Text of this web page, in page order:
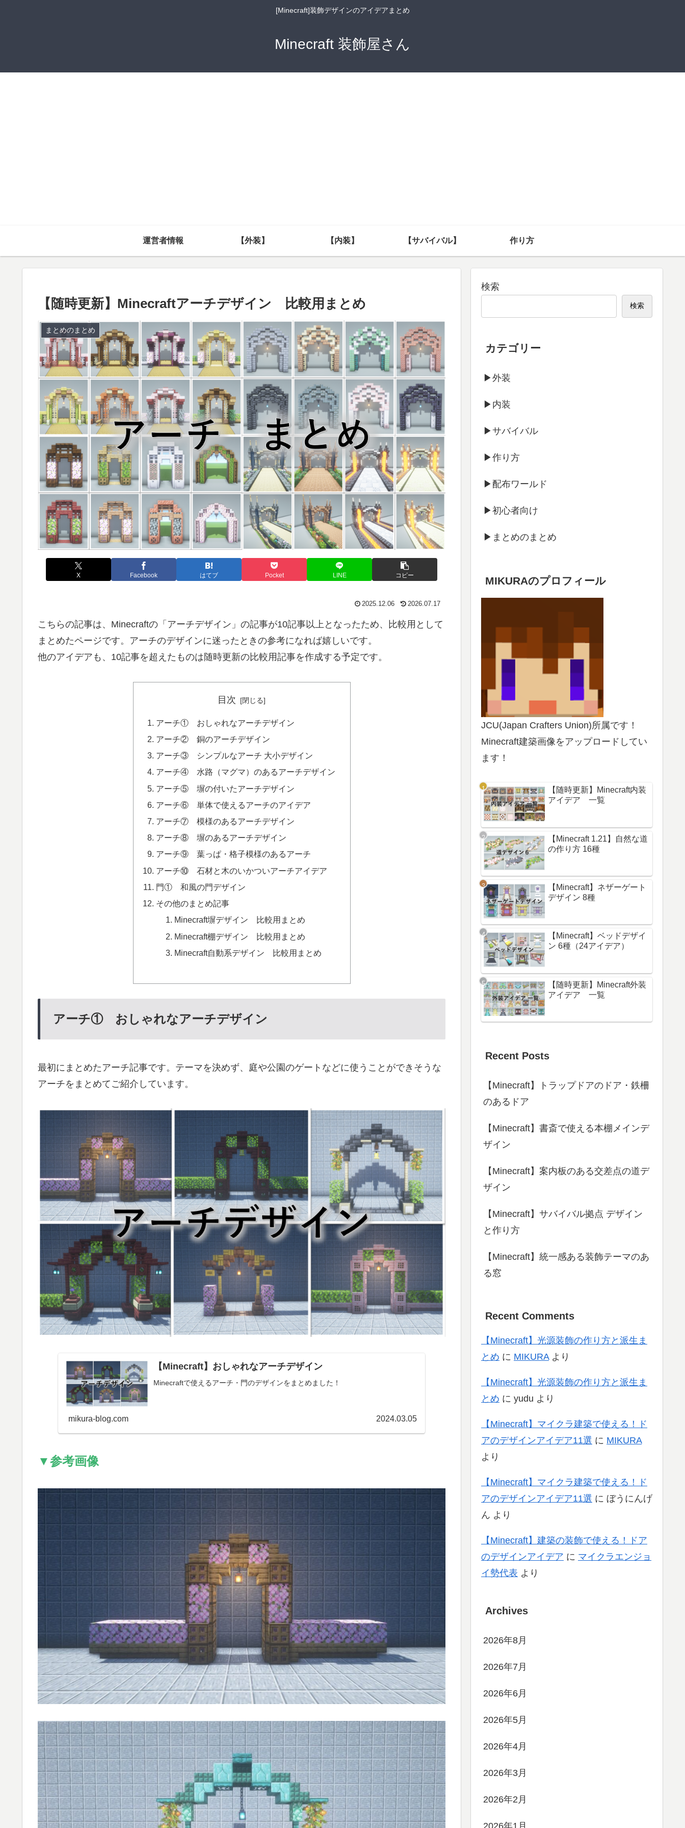
[Minecraft]装飾デザインのアイデアまとめ
Minecraft 装飾屋さん
運営者情報 【外装】 【内装】 【サバイバル】 作り方
【随時更新】Minecraftアーチデザイン 比較用まとめ
まとめのまとめ
X Facebook はてブ Pocket LINE コピー
2025.12.06 2026.07.17
こちらの記事は、Minecraftの「アーチデザイン」の記事が10記事以上となったため、比較用として
まとめたページです。アーチのデザインに迷ったときの参考になれば嬉しいです。
他のアイデアも、10記事を超えたものは随時更新の比較用記事を作成する予定です。
目次
アーチ① おしゃれなアーチデザイン
アーチ② 銅のアーチデザイン
アーチ③ シンプルなアーチ 大小デザイン
アーチ④ 水路（マグマ）のあるアーチデザイン
アーチ⑤ 塀の付いたアーチデザイン
アーチ⑥ 単体で使えるアーチのアイデア
アーチ⑦ 模様のあるアーチデザイン
アーチ⑧ 塀のあるアーチデザイン
アーチ⑨ 葉っぱ・格子模様のあるアーチ
アーチ⑩ 石材と木のいかついアーチアイデア
門① 和風の門デザイン
その他のまとめ記事
Minecraft塀デザイン 比較用まとめ
Minecraft棚デザイン 比較用まとめ
Minecraft自動系デザイン 比較用まとめ
アーチ① おしゃれなアーチデザイン
最初にまとめたアーチ記事です。テーマを決めず、庭や公園のゲートなどに使うことができそうな
アーチをまとめてご紹介しています。
【Minecraft】おしゃれなアーチデザイン
Minecraftで使えるアーチ・門のデザインをまとめました！
mikura-blog.com 2024.03.05
▼参考画像
検索
検索
カテゴリー
▶外装
▶内装
▶サバイバル
▶作り方
▶配布ワールド
▶初心者向け
▶まとめのまとめ
MIKURAのプロフィール
JCU(Japan Crafters Union)所属です！
Minecraft建築画像をアップロードしてい
ます！
【随時更新】Minecraft内装
アイデア 一覧
【Minecraft 1.21】自然な道
の作り方 16種
【Minecraft】ネザーゲート
デザイン 8種
【Minecraft】ベッドデザイ
ン 6種（24アイデア）
【随時更新】Minecraft外装
アイデア 一覧
Recent Posts
【Minecraft】トラップドアのドア・鉄柵
のあるドア
【Minecraft】書斎で使える本棚メインデ
ザイン
【Minecraft】案内板のある交差点の道デ
ザイン
【Minecraft】サバイバル拠点 デザイン
と作り方
【Minecraft】統一感ある装飾テーマのあ
る窓
Recent Comments
【Minecraft】光源装飾の作り方と派生ま
とめ に MIKURAより
【Minecraft】光源装飾の作り方と派生ま
とめ に yudu より
【Minecraft】マイクラ建築で使える！ド
アのデザインアイデア11選 に MIKURA
より
【Minecraft】マイクラ建築で使える！ド
アのデザインアイデア11選 に ぼうにんげ
ん より
【Minecraft】建築の装飾で使える！ドア
のデザインアイデア に マイクラエンジョ
イ勢代表 より
Archives
2026年8月
2026年7月
2026年6月
2026年5月
2026年4月
2026年3月
2026年2月